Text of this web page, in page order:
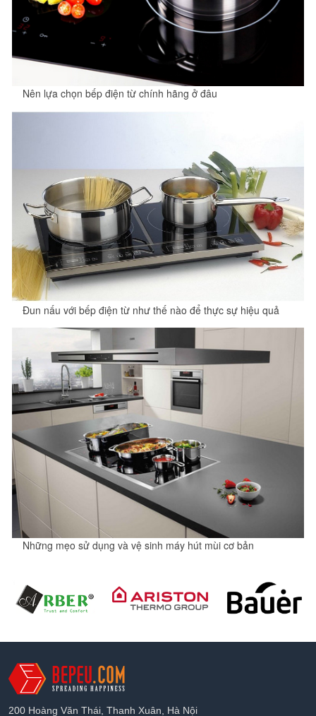
Nên lựa chọn bếp điện từ chính hãng ở đâu
Đun nấu với bếp điện từ như thế nào để thực sự hiệu quả
Những mẹo sử dụng và vệ sinh máy hút mùi cơ bản
200 Hoàng Văn Thái, Thanh Xuân, Hà Nội